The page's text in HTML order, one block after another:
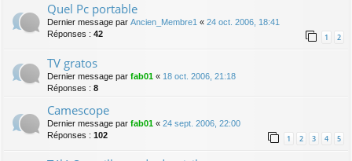
Quel Pc portable
Dernier message par Ancien_Membre1 « 24 oct. 2006, 18:41
Réponses : 42 1 2
TV gratos
Dernier message par fab01 « 18 oct. 2006, 21:18
Réponses : 8
Camescope
Dernier message par fab01 « 24 sept. 2006, 22:00
Réponses : 102 1 2 3 4 5